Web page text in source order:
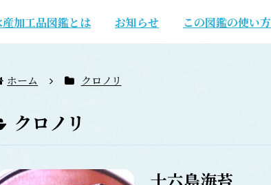
産加工品図鑑とは お知らせ この図鑑の使い方
ホーム クロノリ
クロノリ
十六島海苔